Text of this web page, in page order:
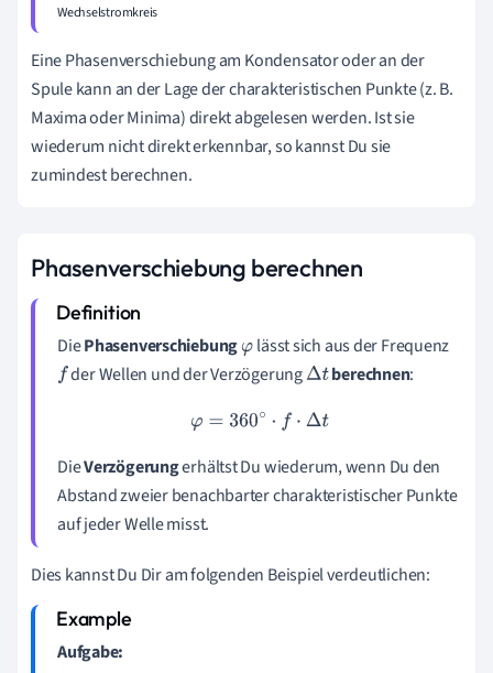
Wechselstromkreis
Eine Phasenverschiebung am Kondensator oder an der
Spule kann an der Lage der charakteristischen Punkte (z. B.
Maxima oder Minima) direkt abgelesen werden. Ist sie
wiederum nicht direkt erkennbar, so kannst Du sie
zumindest berechnen.
Phasenverschiebung berechnen
DiePhasenverschiebungφlässt sich aus der Frequenz
f der Wellen und der VerzögerungΔt berechnen:
φ =360∘⋅ f⋅Δt
DieVerzögerungerhältst Du wiederum, wenn Du den
Abstand zweier benachbarter charakteristischer Punkte
auf jeder Welle misst.
Dies kannst Du Dir am folgenden Beispiel verdeutlichen:
Aufgabe: